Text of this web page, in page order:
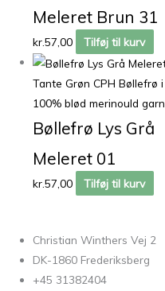
Meleret Brun 31
kr.57,00 Tilføj til kurv
Tante Grøn CPH Bøllefrø i
100% blød merinould garn
Bøllefrø Lys Grå
Meleret 01
kr.57,00 Tilføj til kurv
Christian Winthers Vej 2
DK-1860 Frederiksberg
+45 31382404